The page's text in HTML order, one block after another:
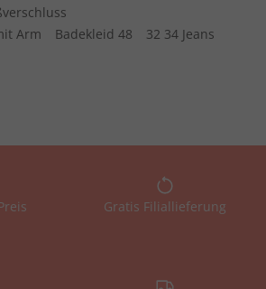
Arm
Badekleid 48
32 34 Jeans
Gratis Filiallieferung